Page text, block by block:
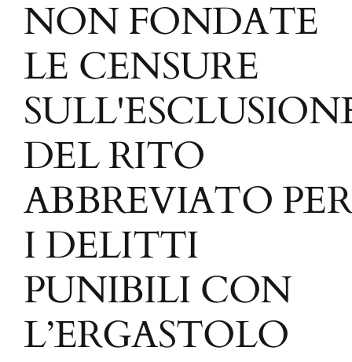
NON FONDATE
LE CENSURE
DEL RITO
ABBREVIATO PER
I DELITTI
PUNIBILI CON
L’ERGASTOLO